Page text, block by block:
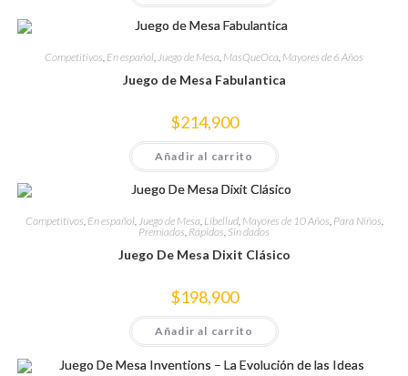
Competitivos En español Juego de Mesa MasQueOca Mayores de 6 Años
Juego de Mesa Fabulantica
$214,900
Añadir al carrito
Competitivos, En español,Juego de Mesa, Libellud, Mayores de 10 Años, Para Niños,
Premiados, Rápidos, Sin dados
Juego De Mesa Dixit Clásico
$198,900
Añadir al carrito